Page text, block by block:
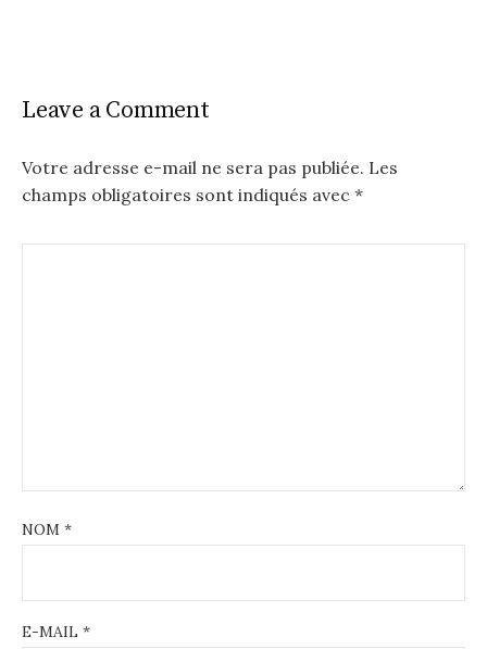
b
o
k
r er
Leave a Comment
Votre adresse e-mail ne sera pas publiée. Les
champs obligatoires sont indiqués avec *
NOM *
E-MAIL *